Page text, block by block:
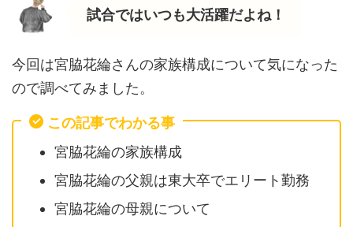
試合ではいつも大活躍だよね！
今回は宮脇花綸さんの家族構成について気になった
ので調べてみました。
この記事でわかる事
宮脇花綸の家族構成
宮脇花綸の父親は東大卒でエリート勤務
宮脇花綸の母親について